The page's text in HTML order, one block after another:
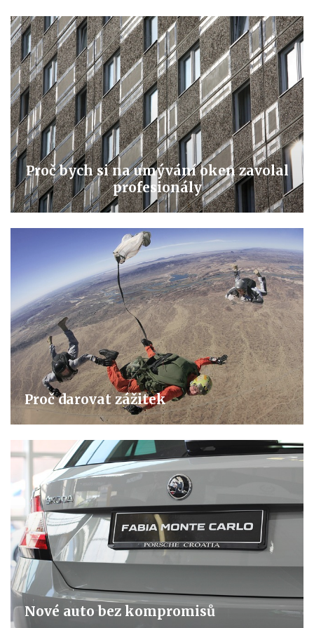
Proč bych si na umývání oken zavolal
profesionály
Proč darovat zážitek
Nové auto bez kompromisů